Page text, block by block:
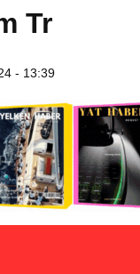
Tr
- 13:39